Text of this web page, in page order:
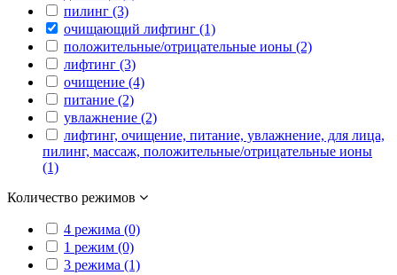
пилинг (3)
очищающий лифтинг (1)
положительные/отрицательные ионы (2)
лифтинг (3)
очищение (4)
питание (2)
увлажнение (2)
лифтинг, очищение, питание, увлажнение, для лица,
пилинг, массаж, положительные/отрицательные ионы
(1)
Количество режимов
4 режима (0)
1 режим (0)
3 режима (1)